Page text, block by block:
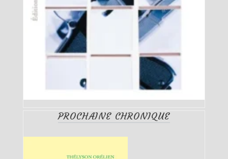
PROCHAINE CHRONIQUE